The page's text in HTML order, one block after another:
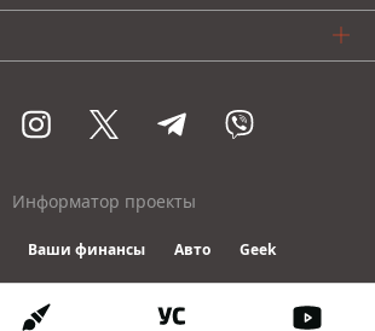
Информатор проекты
Ваши финансы Авто Geek
© 2016-2026 Informator